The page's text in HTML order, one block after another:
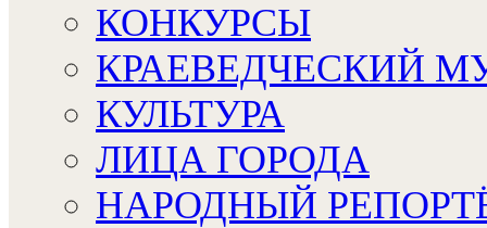
КОНКУРСЫ
КРАЕВЕДЧЕСКИЙ
КУЛЬТУРА
ЛИЦА ГОРОДА
НАРОДНЫЙ